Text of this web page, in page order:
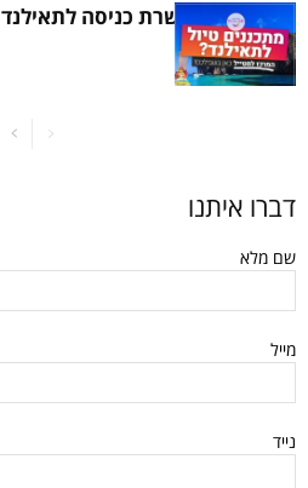
איך להוציא אשרת כניסה
2021
דברו איתנו
שם מלא
מייל
נייד